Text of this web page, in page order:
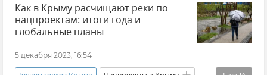
Водохранилище Водохранилища Крыма
Крым Новости Крыма
Как в Крыму расчищают реки по
нацпроектам: итоги года и
глобальные планы
5 декабря 2023, 16:54